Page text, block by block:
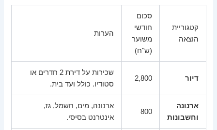
קטגוריית
הוצאה
סכום
חודשי
משוער
(ש"ח)
הערות
דיור 2,800
שכירות על דירת 2 חדרים או
סטודיו. כולל ועד בית.
ארנונה
וחשבונות
800
ארנונה, מים, חשמל, גז,
אינטרנט בסיסי.